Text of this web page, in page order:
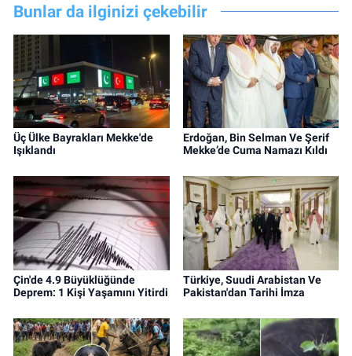
Bunlar da ilginizi çekebilir
Üç Ülke Bayrakları Mekke'de
Işıklandı
Erdoğan, Bin Selman Ve Şerif
Mekke’de Cuma Namazı Kıldı
Çin'de 4.9 Büyüklüğünde
Deprem: 1 Kişi Yaşamını Yitirdi
Türkiye, Suudi Arabistan Ve
Pakistan'dan Tarihi İmza